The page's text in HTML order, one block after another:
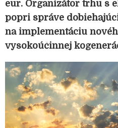
eur. Organizátor trhu s
popri správe
na implementáciu
vysokoúčinnej